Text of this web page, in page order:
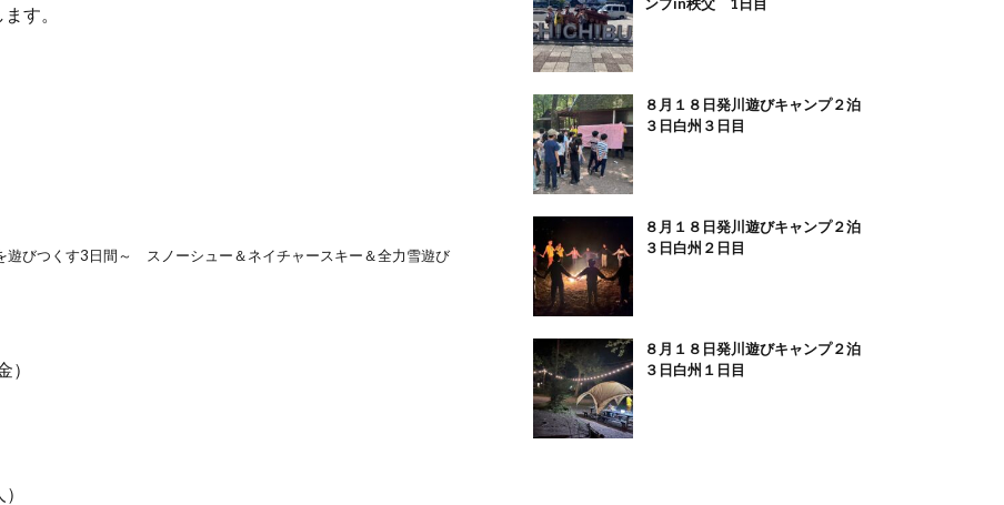
す。
びつくす3日間～ スノーシュー＆ネイチャースキー＆全力雪遊び
８月１８日発川遊びキャンプ２泊
３日白州３日目
８月１８日発川遊びキャンプ２泊
３日白州２日目
８月１８日発川遊びキャンプ２泊
３日白州１日目